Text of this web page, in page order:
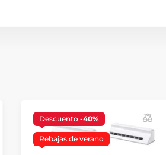
Descuento -40%
Rebajas de verano